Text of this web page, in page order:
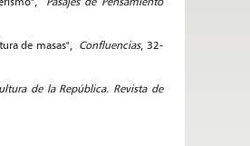
de masas", Confluencias, 32-
de la República. Revista de